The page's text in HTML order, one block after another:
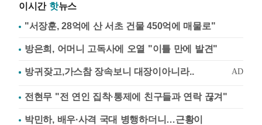
이시간 핫뉴스
"서장훈, 28억에 산 서초 건물 450억에 매물로"
방은희, 어머니 고독사에 오열 "이틀 만에 발견"
전현무 "전 연인 집착·통제에 친구들과 연락 끊겨"
박민하, 배우·사격 국대 병행하더니…근황이